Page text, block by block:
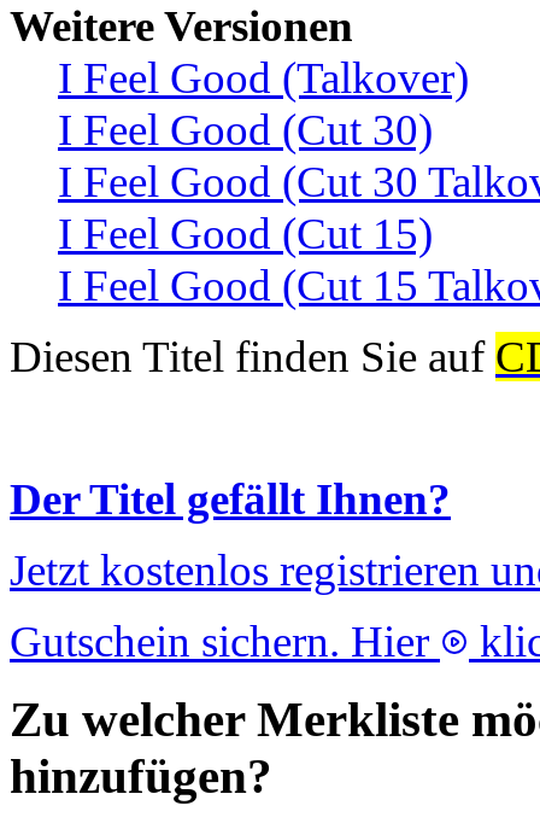
Weitere Versionen
I Feel Good (Talkover)
I Feel Good (Cut 30)
I Feel Good (Cut 30
I Feel Good (Cut 15)
I Feel Good (Cut 15
Diesen Titel finden Sie auf
Der Titel gefällt Ihnen?
Jetzt kostenlos registrieren
Gutschein sichern. Hier
Zu welcher Merkliste
hinzufügen?